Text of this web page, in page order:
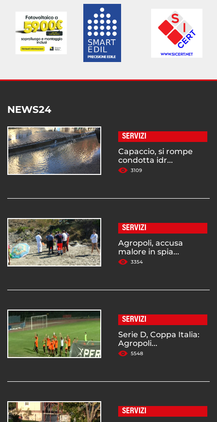
NEWS24
SERVIZI
Capaccio, si rompe
condotta idr...
3109
SERVIZI
Agropoli, accusa
malore in spia...
3354
SERVIZI
Serie D, Coppa Italia:
Agropoli...
5548
SERVIZI